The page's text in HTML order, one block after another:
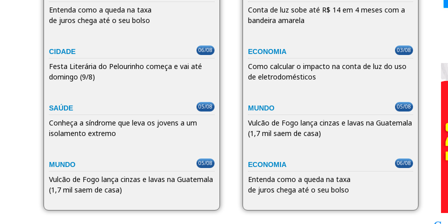
Entenda como a queda na taxa
de juros chega até o seu bolso
CIDADE 06/08
Festa Literária do Pelourinho começa e vai até
domingo (9/8)
SAÚDE 05/08
Conheça a síndrome que leva os jovens a um
isolamento extremo
MUNDO 05/08
Vulcão de Fogo lança cinzas e lavas na Guatemala
(1,7 mil saem de casa)
Conta de luz sobe até R$ 14 em 4 meses com a
bandeira amarela
ECONOMIA 03/08
Como calcular o impacto na conta de luz do uso
de eletrodomésticos
MUNDO 05/08
Vulcão de Fogo lança cinzas e lavas na Guatemala
(1,7 mil saem de casa)
ECONOMIA 06/08
Entenda como a queda na taxa
de juros chega até o seu bolso